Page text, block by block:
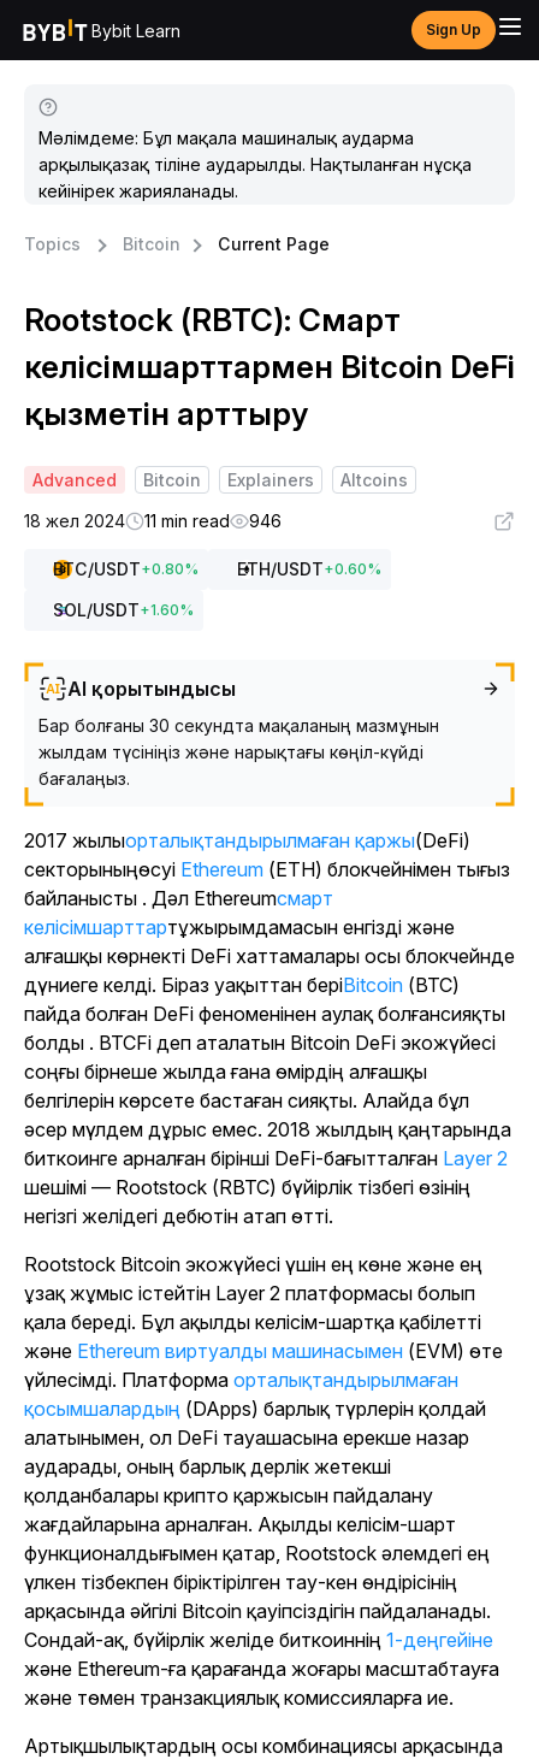
Bybit Learn Sign Up
Мәлімдеме: Бұл мақала машиналық аударма
арқылықазақ тіліне аударылды. Нақтыланған нұсқа
кейінірек жарияланады.
Topics Bitcoin Current Page
Rootstock (RBTC): Смарт
келісімшарттармен Bitcoin DeFi
қызметін арттыру
Advanced Bitcoin Explainers
Altcoins
18 жел 2024
11 min read 946
BTC/USDT+0.80% ETH/USDT+0.60%
SOL/USDT+1.60%
AI қорытындысы
Бар болғаны 30 секундта мақаланың мазмұнын
жылдам түсініңіз және нарықтағы көңіл-күйді
бағалаңыз.
2017 жылыорталықтандырылмаған қаржы(DeFi)
секторыныңөсуі Ethereum (ETH) блокчейнімен тығыз
байланысты . Дәл Ethereumсмарт
келісімшарттартұжырымдамасын енгізді және
алғашқы көрнекті DeFi хаттамалары осы блокчейнде
дүниеге келді. Біраз уақыттан беріBitcoin (BTC)
пайда болған DeFi феноменінен аулақ болғансияқты
болды . BTCFi деп аталатын Bitcoin DeFi экожүйесі
соңғы бірнеше жылда ғана өмірдің алғашқы
белгілерін көрсете бастаған сияқты. Алайда бұл
әсер мүлдем дұрыс емес. 2018 жылдың қаңтарында
биткоинге арналған бірінші DeFi-бағытталған Layer 2
шешімі — Rootstock (RBTC) бүйірлік тізбегі өзінің
негізгі желідегі дебютін атап өтті.
Rootstock Bitcoin экожүйесі үшін ең көне және ең
ұзақ жұмыс істейтін Layer 2 платформасы болып
қала береді. Бұл ақылды келісім-шартқа қабілетті
және Ethereum виртуалды машинасымен (EVM) өте
үйлесімді. Платформа орталықтандырылмаған
қосымшалардың (DApps) барлық түрлерін қолдай
алатынымен, ол DeFi тауашасына ерекше назар
аударады, оның барлық дерлік жетекші
қолданбалары крипто қаржысын пайдалану
жағдайларына арналған. Ақылды келісім-шарт
функционалдығымен қатар, Rootstock әлемдегі ең
үлкен тізбекпен біріктірілген тау-кен өндірісінің
арқасында әйгілі Bitcoin қауіпсіздігін пайдаланады.
Сондай-ақ, бүйірлік желіде биткоиннің 1-деңгейіне
және Ethereum-ға қарағанда жоғары масштабтауға
және төмен транзакциялық комиссияларға ие.
Артықшылықтардың осы комбинациясы арқасында